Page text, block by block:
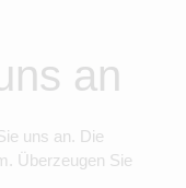
an
uns an. Die
Überzeugen Sie